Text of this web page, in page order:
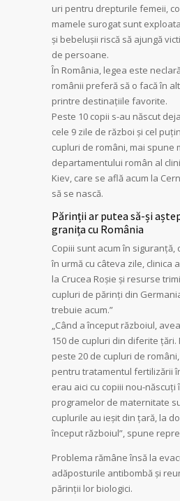
uri pentru drepturile femeii,
mamele surogat sunt
și bebelușii riscă să ajungă
de persoane.
În România, legea este
românii preferă să o facă în
printre destinațiile favorite.
Peste 10 copii s-au născut
cele 9 zile de război și cel
cupluri de români, mai spune
departamentului român al
Kiev, care se află acum la
să se nască.
Părinții ar putea să-și
granița cu România
Copiii sunt acum în siguranță,
în urmă cu câteva zile, clinica
la Crucea Roșie și resurse
cupluri de părinți din
trebuie acum.”
„Când a început războiul,
150 de cupluri din diferite
peste 20 de cupluri de
pentru tratamentul fertilizării
erau aici cu copiii nou-născuți
programelor de maternitate
cuplurile au ieșit din țară, la
început războiul”, spune
Problema rămâne însă la
adăposturile antibombă și
părinții lor biologici.